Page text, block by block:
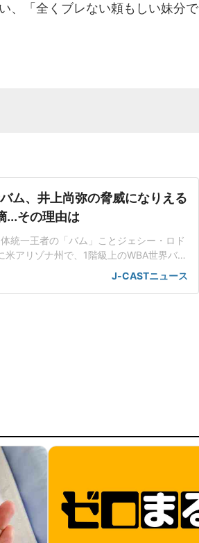
、「全くブレない頼もしい妹分で
ム、井上尚弥の脅威になりえる
...その理由は
統一王者の「バム」ことジェシー・ロド
アリゾナ州で、1階級上のWBA世界バン
29)に挑戦する。「井上はフェザー級に上
ーパーバンタム級4団体統一王者・井上
J-CASTニュース